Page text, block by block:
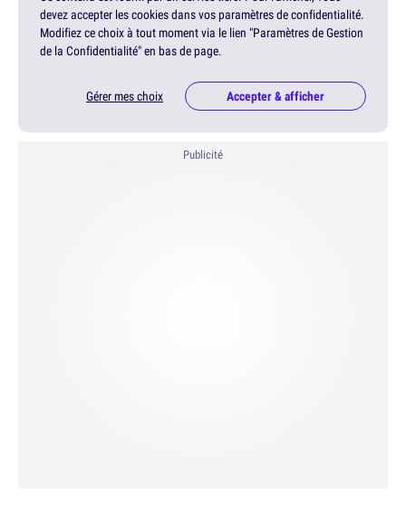
devez accepter les cookies dans vos paramètres de confidentialité.
Modifiez ce choix à tout moment via le lien "Paramètres de Gestion
de la Confidentialité" en bas de page.
Gérer mes choix Accepter & afficher
Publicité